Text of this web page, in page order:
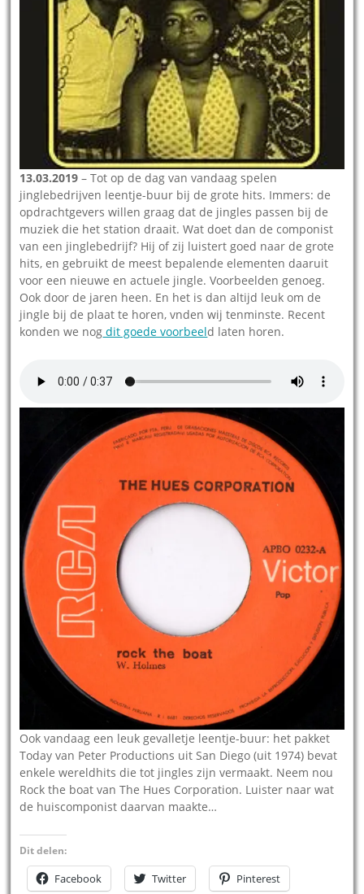
13.03.2019 – Tot op de dag van vandaag spelen
jinglebedrijven leentje-buur bij de grote hits. Immers: de
opdrachtgevers willen graag dat de jingles passen bij de
muziek die het station draait. Wat doet dan de componist
van een jinglebedrijf? Hij of zij luistert goed naar de grote
hits, en gebruikt de meest bepalende elementen daaruit
voor een nieuwe en actuele jingle. Voorbeelden genoeg.
Ook door de jaren heen. En het is dan altijd leuk om de
jingle bij de plaat te horen, vnden wij tenminste. Recent
konden we nog dit goede voorbeeld laten horen.
Ook vandaag een leuk gevalletje leentje-buur: het pakket
Today van Peter Productions uit San Diego (uit 1974) bevat
enkele wereldhits die tot jingles zijn vermaakt. Neem nou
Rock the boat van The Hues Corporation. Luister naar wat
de huiscomponist daarvan maakte…
Dit delen:
Facebook Twitter Pinterest